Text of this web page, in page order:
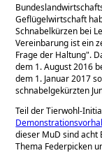
Geflügelwirtschaft
Schnabelkürzen bei
Vereinbarung ist ein
Frage der Haltung .
dem 1. August 2016
dem 1. Januar 2017
schnabelgekürzten
Teil der Tierwohl-
dieser MuD sind acht
Thema Federpicken